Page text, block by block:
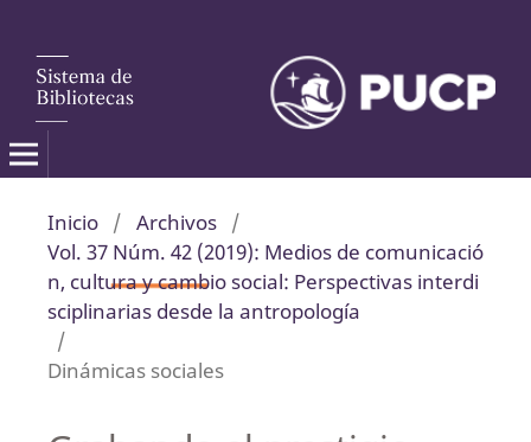
Inicio / Archivos /
Vol. 37 Núm. 42 (2019): Medios de comunicació
n, cultura y cambio social: Perspectivas interdi
sciplinarias desde la antropología
/
Dinámicas sociales